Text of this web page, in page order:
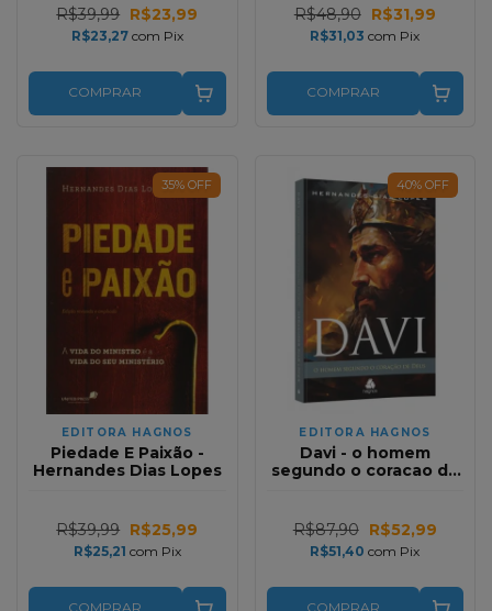
R$39,99 R$23,99
R$23,27 com Pix
COMPRAR
R$48,90 R$31,99
R$31,03com Pix
COMPRAR
35% OFF
EDITORA HAGNOS
Piedade E Paixão -
Hernandes Dias Lopes
R$39,99 R$25,99
R$25,21 com Pix
COMPRAR
40% OFF
EDITORA HAGNOS
Davi - o homem
segundo o coracao de
R$87,90 R$52,99
R$51,40com Pix
COMPRAR